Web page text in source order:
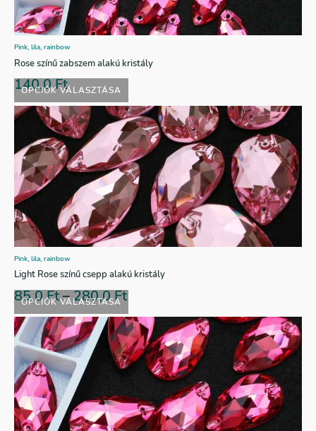
OPCIÓK VÁLASZTÁSA
Pink, lila, rainbow
Rose színű zabszem alakú kristály
140,0Ft
OPCIÓK VÁLASZTÁSA
Pink, lila, rainbow
Light Rose színű csepp alakú kristály
85,0Ft–280,0Ft